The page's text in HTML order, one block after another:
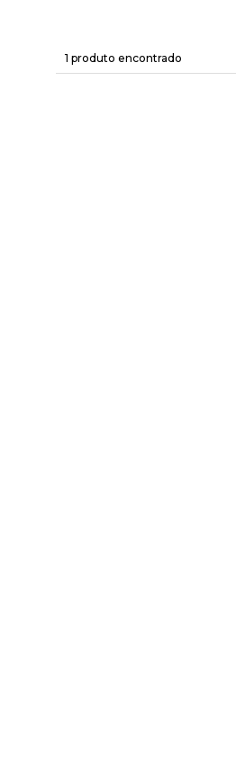
1 produto encontrado